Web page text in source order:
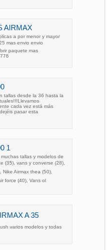
AIRMAX
a por menor y mayor
mas envio envio
paquete mas
tallas desde la 36 hasta la
cada vez está más
pasar esta
1
tallas y modelos de
vans y converse (28),
Nike Airmax thea (50),
force (40), Vans ol
A 35
varios modelos y todas